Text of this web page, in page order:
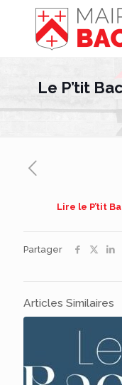
Le P’tit
Lire le P’tit
Partager
Articles Similaires